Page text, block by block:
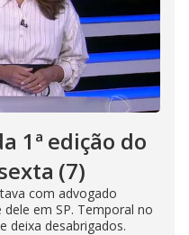
1ª edição do
(7)
com advogado
em SP. Temporal no
deixa desabrigados.